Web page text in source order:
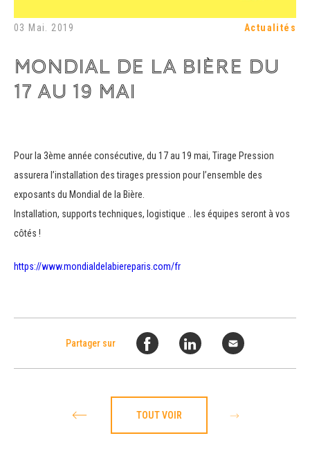
03 Mai. 2019 Actualités
MONDIAL DE LA BIÈRE DU
17 AU 19 MAI
Pour la 3ème année consécutive, du 17 au 19 mai, Tirage Pression
assurera l’installation des tirages pression pour l’ensemble des
exposants du Mondial de la Bière.
Installation, supports techniques, logistique .. les équipes seront à vos
côtés !
https://www.mondialdelabiereparis.com/fr
Partager sur
TOUT VOIR